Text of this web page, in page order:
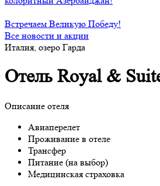
Встречаем Великую Победу!
Все новости и акции
Италия, озеро Гарда
Отель Royal &
Описание отеля
Авиаперелет
Проживание в отеле
Трансфер
Питание (на выбор)
Медицинская страховка